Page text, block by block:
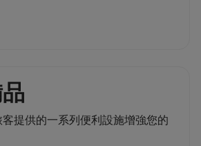
提供的一系列便利設施增強您的